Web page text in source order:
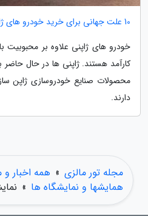
10 علت جهانی برای خرید خودرو های ژاپنی
خودرو های ژاپنی علاوه بر محبوبیت
کارآمد هستند. ژاپنی ها در حال
محصولات صنایع خودروسازی ژاپن
دارند.
مجله تور مالزی » همه اخبار و
همایشها و نمایشگاه ها »